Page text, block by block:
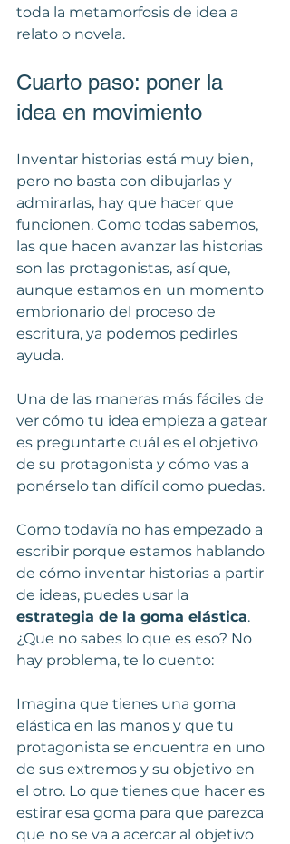
toda la metamorfosis de idea a
relato o novela.
Cuarto paso: poner la
idea en movimiento
Inventar historias está muy bien,
pero no basta con dibujarlas y
admirarlas, hay que hacer que
funcionen. Como todas sabemos,
las que hacen avanzar las historias
son las protagonistas, así que,
aunque estamos en un momento
embrionario del proceso de
escritura, ya podemos pedirles
ayuda.
Una de las maneras más fáciles de
ver cómo tu idea empieza a gatear
es preguntarte cuál es el objetivo
de su protagonista y cómo vas a
ponérselo tan difícil como puedas.
Como todavía no has empezado a
escribir porque estamos hablando
de cómo inventar historias a partir
de ideas, puedes usar la
estrategia de la goma elástica.
¿Que no sabes lo que es eso? No
hay problema, te lo cuento:
Imagina que tienes una goma
elástica en las manos y que tu
protagonista se encuentra en uno
de sus extremos y su objetivo en
el otro. Lo que tienes que hacer es
estirar esa goma para que parezca
que no se va a acercar al objetivo